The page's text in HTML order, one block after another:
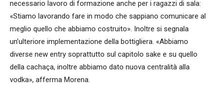
necessario lavoro di formazione anche per i ragazzi di sala:
«Stiamo lavorando fare in modo che sappiano comunicare al
meglio quello che abbiamo costruito». Inoltre si segnala
un’ulteriore implementazione della bottigliera. «Abbiamo
diverse new entry soprattutto sul capitolo sake e su quello
della cachaça, inoltre abbiamo dato nuova centralità alla
vodka», afferma Morena.